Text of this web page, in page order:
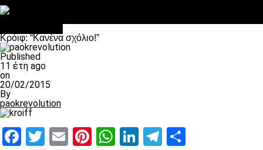
Κρόιφ: “Κανένα σχόλιο!”
Published
11 έτη ago
on
20/02/2015
By
paokrevolution
Facebook
Twitter
EmailPinterest
WhatsApp
LinkedIn
Telegram